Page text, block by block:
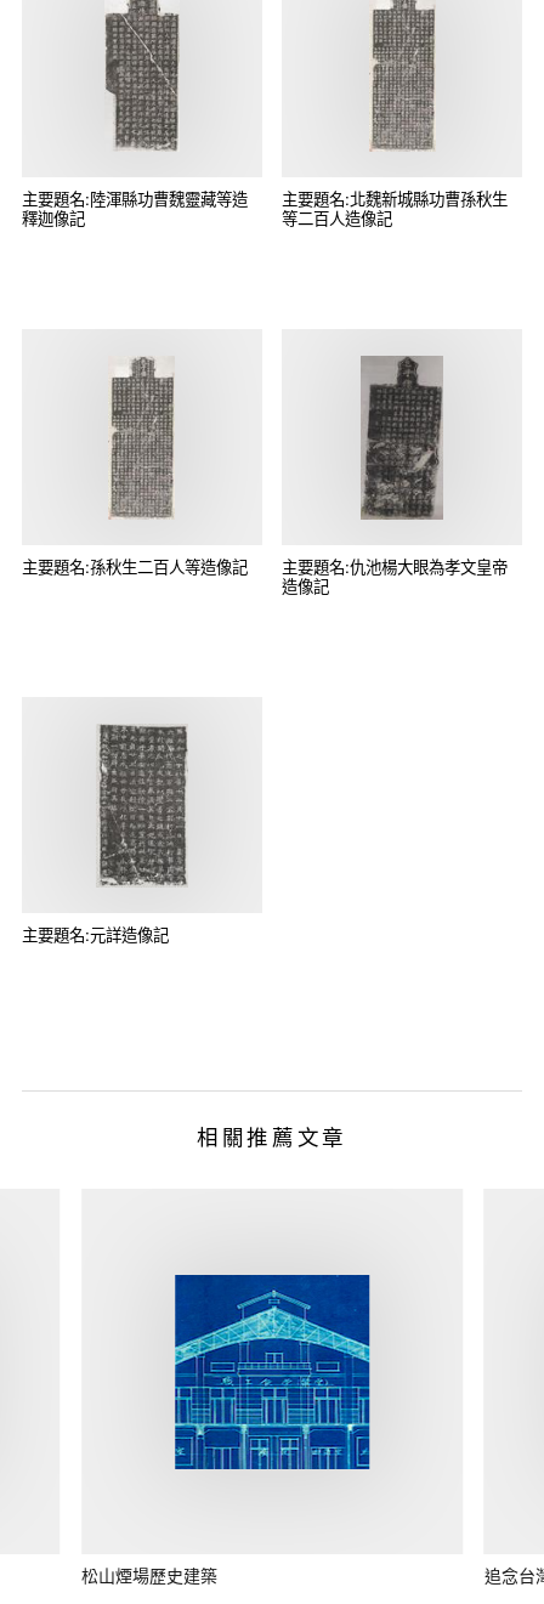
主要題名:陸渾縣功曹魏靈藏等造
釋迦像記
主要題名:北魏新城縣功曹孫秋生
等二百人造像記
主要題名:孫秋生二百人等造像記
主要題名:仇池楊大眼為孝文皇帝
造像記
主要題名:元詳造像記
相關推薦文章
松山煙場歷史建築 追念台